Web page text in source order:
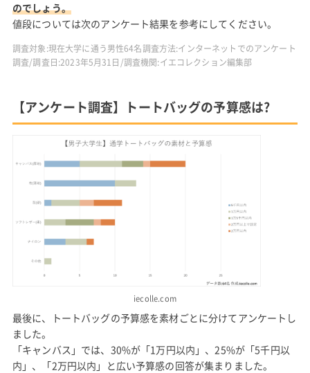
のでしょう。
値段については次のアンケート結果を参考にしてください。
調査対象:現在大学に通う男性64名調査方法:インターネットでのアンケート
調査/調査日:2023年5月31日/調査機関:イエコレクション編集部
【アンケート調査】トートバッグの予算感は?
iecolle.com
最後に、トートバッグの予算感を素材ごとに分けてアンケートし
ました。
「キャンバス」では、30%が「1万円以内」、25%が「5千円以
内」、「2万円以内」と広い予算感の回答が集まりました。